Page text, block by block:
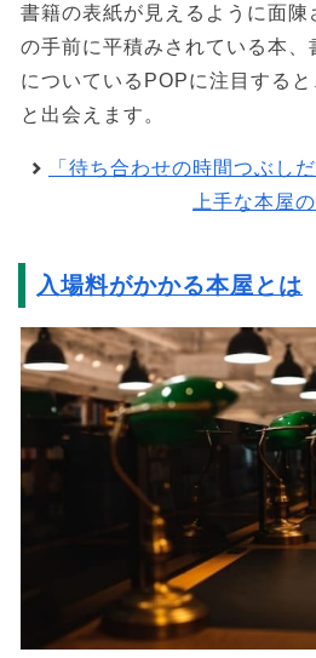
書籍の表紙が見えるように面陳
の手前に平積みされている本
についているPOPに注目する
と出会えます。
「待ち合わせの時間つぶし
上手な本屋
入場料がかかる本屋とは